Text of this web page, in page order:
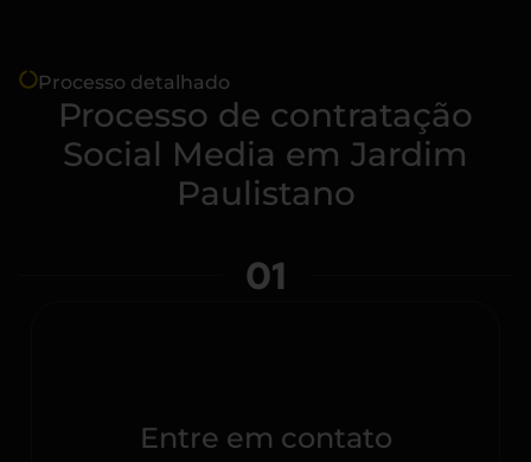
Processo detalhado
Processo de contratação
Social Media em Jardim
Paulistano
01
Entre em contato